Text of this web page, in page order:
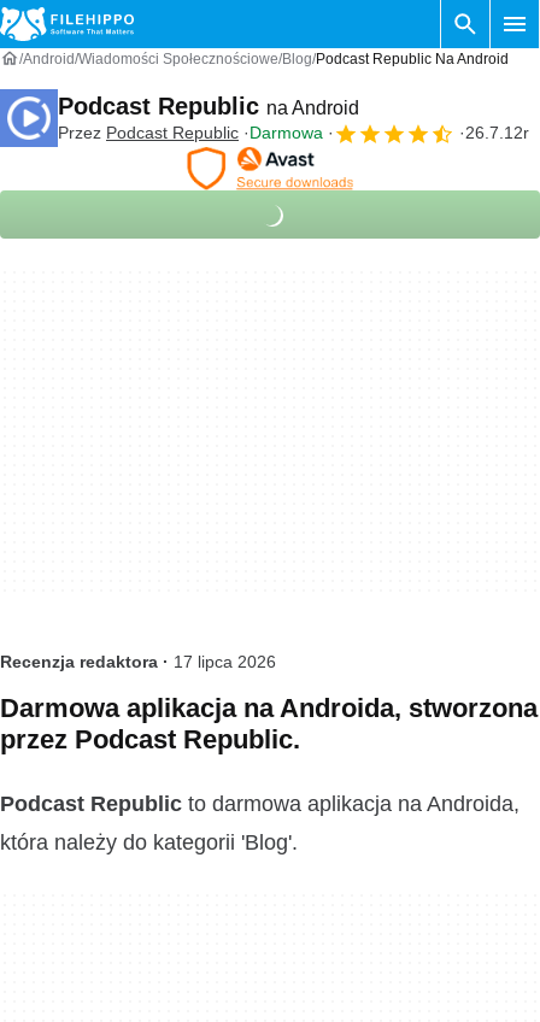
Android Wiadomości Społecznościowe Blog Podcast Republic Na Android
Podcast Republic na Android
Przez Podcast Republic Darmowa 26.7.12r
Recenzja redaktora · 17 lipca 2026
Darmowa aplikacja na Androida, stworzona
przez Podcast Republic.
Podcast Republic to darmowa aplikacja na Androida,
która należy do kategorii 'Blog'.